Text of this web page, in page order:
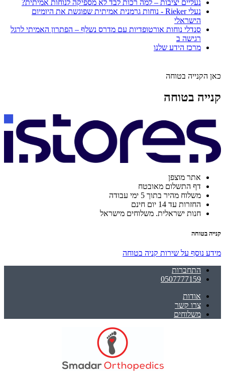
נעליים יציבות – למה רכות לבד לא מספיקה לנוחות אמיתית?
נעלי Rieker - נוחות גרמנית אמיתית שפוגשת את היומיום
הישראלי
סנדלי נוחות אורטופדיות עם מדרס נשלף – הפתרון האמיתי לרגל
רגישה ב
מרכז הידע שלנו
כאן הקנייה בטוחה
קנייה בטוחה
אתר מוצפן
דף התשלום מאובטח
משלוח מהיר בתוך 5 ימי עבודה
החזרות עד 14 יום חינם
חנות ישראלית. משלוחים מישראל
קנייה בטוחה
מידע נוסף על שירות קניה בטוחה
התחברות
0507777159
אודות
צרו קשר
משלוחים